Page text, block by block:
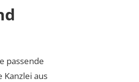
passende
Kanzlei aus